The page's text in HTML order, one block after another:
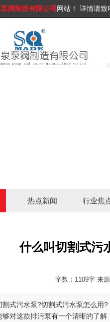
泵阀制造有限公司 网站！ 详情请致
热点新闻 行业焦
什么叫切割式污
字数：1109字 来
割式污水泵?切割式污水泵怎么用
够对这款排污泵有一个清晰的了